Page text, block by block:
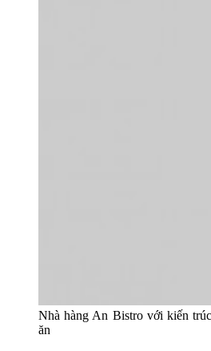
Nhà hàng An Bistro với kiến
ăn